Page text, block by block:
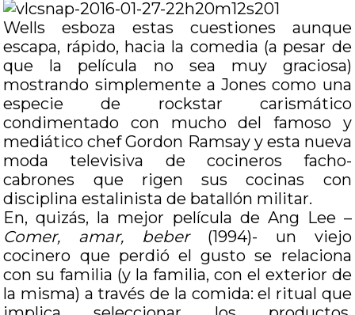
Wells esboza estas cuestiones aunque
escapa, rápido, hacia la comedia (a pesar de
que la película no sea muy graciosa)
mostrando simplemente a Jones como una
especie de rockstar carismático
condimentado con mucho del famoso y
mediático chef Gordon Ramsay y esta nueva
moda televisiva de cocineros facho-
cabrones que rigen sus cocinas con
disciplina estalinista de batallón militar.
En, quizás, la mejor película de Ang Lee –
Comer, amar, beber(1994)- un viejo
cocinero que perdió el gusto se relaciona
con su familia (y la familia, con el exterior de
la misma) a través de la comida: el ritual que